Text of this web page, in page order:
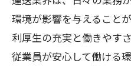
環境が影響を与えること
利厚生の充実と働きやす
従業員が安心して働ける